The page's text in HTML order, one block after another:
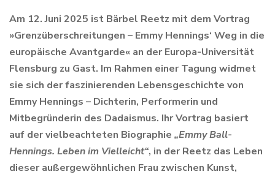
Am 12. Juni 2025 ist Bärbel Reetz mit dem Vortrag
»Grenzüberschreitungen – Emmy Hennings‘ Weg in die
europäische Avantgarde« an der Europa-Universität
Flensburg zu Gast. Im Rahmen einer Tagung widmet
sie sich der faszinierenden Lebensgeschichte von
Emmy Hennings – Dichterin, Performerin und
Mitbegründerin des Dadaismus. Ihr Vortrag basiert
auf der vielbeachteten Biographie „Emmy Ball-
Hennings. Leben im Vielleicht“, in der Reetz das Leben
dieser außergewöhnlichen Frau zwischen Kunst,